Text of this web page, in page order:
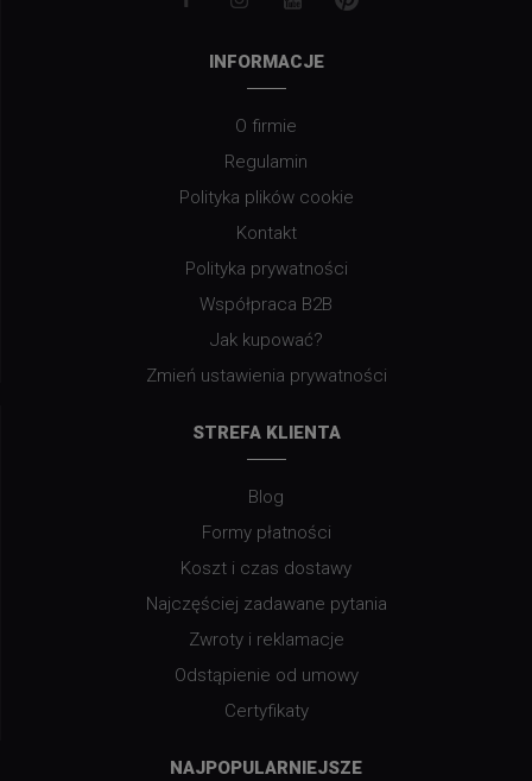
INFORMACJE
O firmie
Regulamin
Polityka plików cookie
Kontakt
Polityka prywatności
Współpraca B2B
Jak kupować?
Zmień ustawienia prywatności
STREFA KLIENTA
Blog
Formy płatności
Koszt i czas dostawy
Najczęściej zadawane pytania
Zwroty i reklamacje
Odstąpienie od umowy
Certyfikaty
NAJPOPULARNIEJSZE